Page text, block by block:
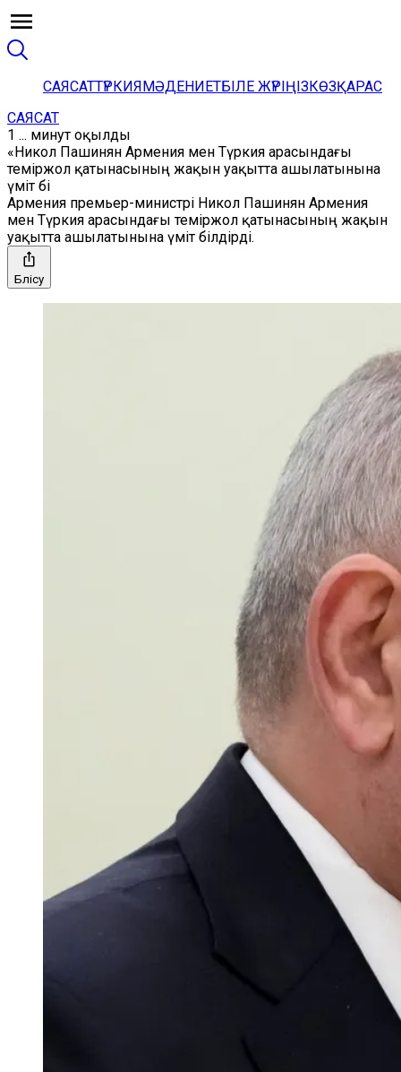
САЯСАТТҮРКИЯМӘДЕНИЕТБІЛЕ ЖҮРІҢІЗКӨЗҚАРАС
САЯСАТ
1 ... минут оқылды
«Никол Пашинян Армения мен Түркия арасындағы
теміржол қатынасының жақын уақытта ашылатынына
үміт бі
Армения премьер-министрі Никол Пашинян Армения
мен Түркия арасындағы теміржол қатынасының жақын
уақытта ашылатынына үміт білдірді.
Бөлісу